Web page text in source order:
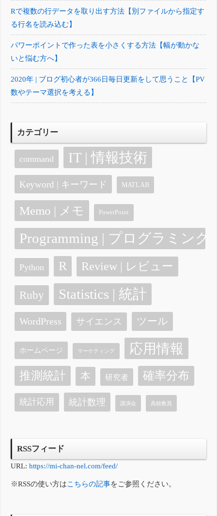
Rで複数の行データを取り出す方法【別ファイルから指定す
る行名を読み込む】
パワーポイントで作った表を小さくする方法【幅が動かな
いと悩む方へ】
2020年 | ブログ初心者が366日毎日更新をして思うこと【PV
数やテーマ選択を考える】
カテゴリー
command IT | 情報技術
Keyword | キーワード MATLAB
Memo | メモ PowerPoint
Programming | プログラミング
Python R Review | レビュー
Ruby Statistics | 統計
WordPress サイエンス ツール
ホームページ マーケティング 応用情報
推測統計 本 研究者 確率分布
統計応用 統計数理 講演会 高校教員
RSSフィード
URL:https://mi-chan-nel.com/feed/
※RSSの使い方はこちらの記事をご参照ください。